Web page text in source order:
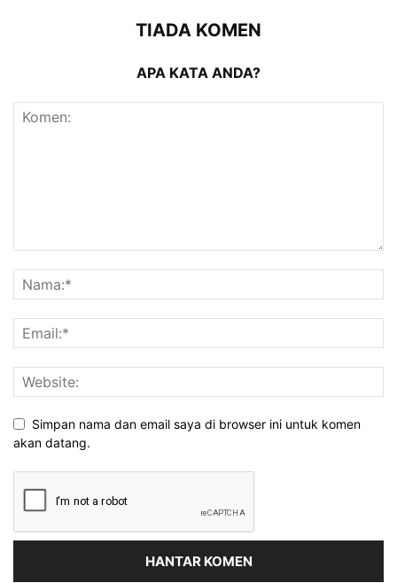
TIADA KOMEN
APA KATA ANDA?
Simpan nama dan email saya di browser ini untuk komen
akan datang.